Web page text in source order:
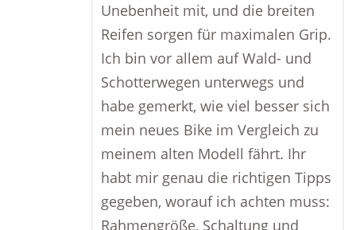
Unebenheit mit, und die breiten
Reifen sorgen für maximalen Grip.
Ich bin vor allem auf Wald- und
Schotterwegen unterwegs und
habe gemerkt, wie viel besser sich
mein neues Bike im Vergleich zu
meinem alten Modell fährt. Ihr
habt mir genau die richtigen Tipps
gegeben, worauf ich achten muss:
Rahmengröße, Schaltung und